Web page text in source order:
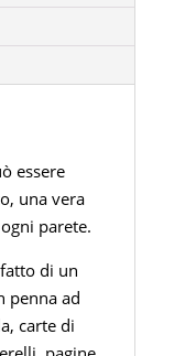
essere
una vera
parete.
di un
penna ad
carte di